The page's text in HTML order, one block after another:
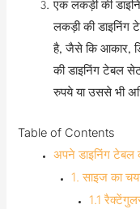
एक लकड़ी की
लकड़ी की डाइनिंग
है, जैसे कि आकार,
की डाइनिंग टेबल
रुपये या उससे भी
Table of Contents
अपने डाइनिंग टेबल
1. साइज का
1.1